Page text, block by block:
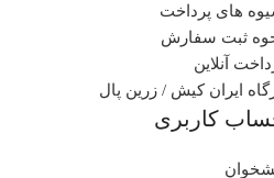
های پرداخت
ثبت سفارش
آنلاین
ایران کیش / زرین پال
کاربری